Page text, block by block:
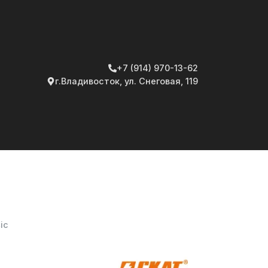
+7 (914) 970-13-62
г.Владивосток, ул. Снеговая, 119